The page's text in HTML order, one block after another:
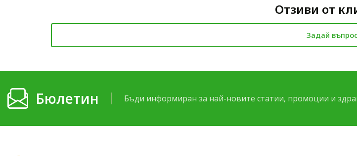
Отзиви от
Задай въпрос
Бюлетин Бъди информиран за най-новите статии, промоции и